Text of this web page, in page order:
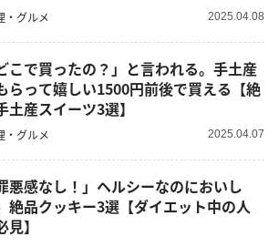
・グルメ 2025.04.08
こで買ったの？」と言われる。手土産
らって嬉しい1500円前後で買える【絶
土産スイーツ3選】
・グルメ 2025.04.07
悪感なし！」ヘルシーなのにおいし
絶品クッキー3選【ダイエット中の人
見】